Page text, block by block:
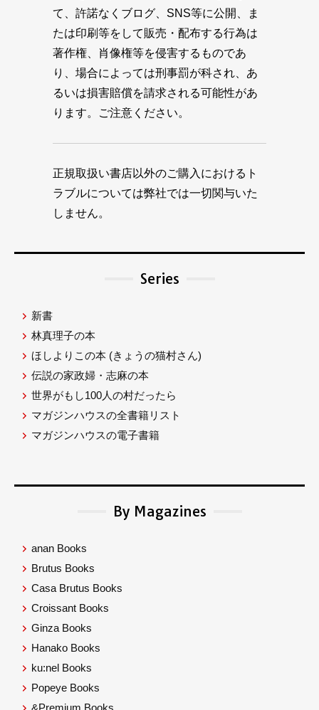
て、許諾なくブログ、SNS等に公開、ま
たは印刷等をして販売・配布する行為は
著作権、肖像権等を侵害するものであ
り、場合によっては刑事罰が科され、あ
るいは損害賠償を請求される可能性があ
ります。ご注意ください。
正規取扱い書店以外のご購入におけるト
ラブルについては弊社では一切関与いた
しません。
Series
新書
林真理子の本
ほしよりこの本 (きょうの猫村さん)
伝説の家政婦・志麻の本
世界がもし100人の村だったら
マガジンハウスの全書籍リスト
マガジンハウスの電子書籍
By Magazines
anan Books
Brutus Books
Casa Brutus Books
Croissant Books
Ginza Books
Hanako Books
ku:nel Books
Popeye Books
&Premium Books